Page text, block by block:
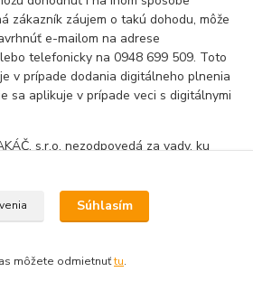
zákazník záujem o takú dohodu, môže
e-mailom na adrese
telefonicky na 0948 699 509. Toto
v prípade dodania digitálneho plnenia
sa aplikuje v prípade veci s digitálnymi
s.r.o. nezodpovedá za vady, ku
silnom magnetickom poli a pod.),
ako oprávnenou osobou
napájacím napätím.
Súhlasím
môžete odmietnuťtu.